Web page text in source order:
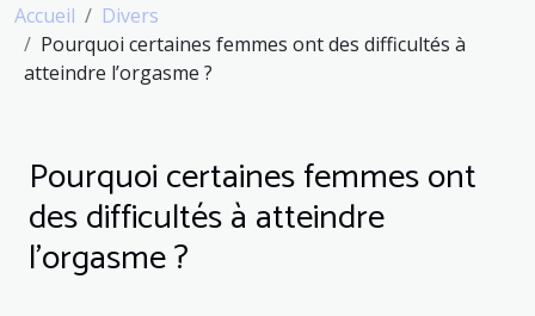
Accueil
Divers
Pourquoi certaines femmes ont des difficultés à
atteindre l’orgasme ?
Pourquoi certaines femmes ont
des difficultés à atteindre
l’orgasme ?